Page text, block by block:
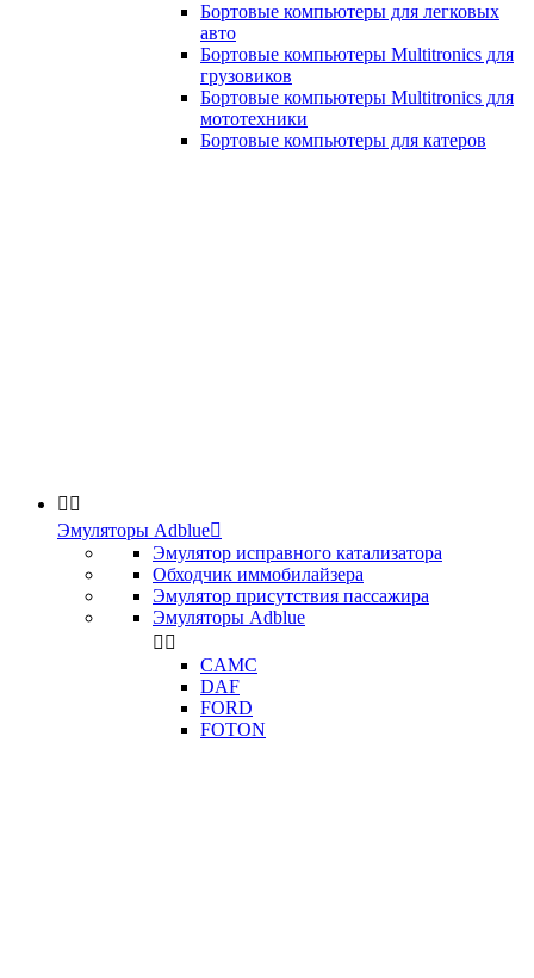
Бортовые компьютеры для легковых
авто
Бортовые компьютеры Multitronics для
грузовиков
Бортовые компьютеры Multitronics для
мототехники
Бортовые компьютеры для катеров
 
Эмуляторы Adblue
Эмулятор исправного катализатора
Обходчик иммобилайзера
Эмулятор присутствия пассажира
Эмуляторы Adblue
 
CAMC
DAF
FORD
FOTON